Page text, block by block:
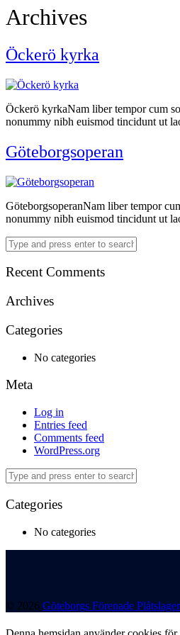
Archives
Öckerö kyrka
Öckerö kyrkaNam liber tempor cum
nonummy nibh euismod tincidunt ut
Göteborgsoperan
GöteborgsoperanNam liber tempor
nonummy nibh euismod tincidunt ut
Recent Comments
Archives
Categories
No categories
Meta
Log in
Entries feed
Comments feed
WordPress.org
Categories
No categories
© 2026 Göteborgs Förenade